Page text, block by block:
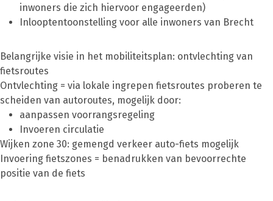
inwoners die zich hiervoor engageerden)
Inlooptentoonstelling voor alle inwoners van Brecht
Belangrijke visie in het mobiliteitsplan: ontvlechting van
fietsroutes
Ontvlechting = via lokale ingrepen fietsroutes proberen te
scheiden van autoroutes, mogelijk door:
aanpassen voorrangsregeling
Invoeren circulatie
Wijken zone 30: gemengd verkeer auto-fiets mogelijk
Invoering fietszones = benadrukken van bevoorrechte
positie van de fiets